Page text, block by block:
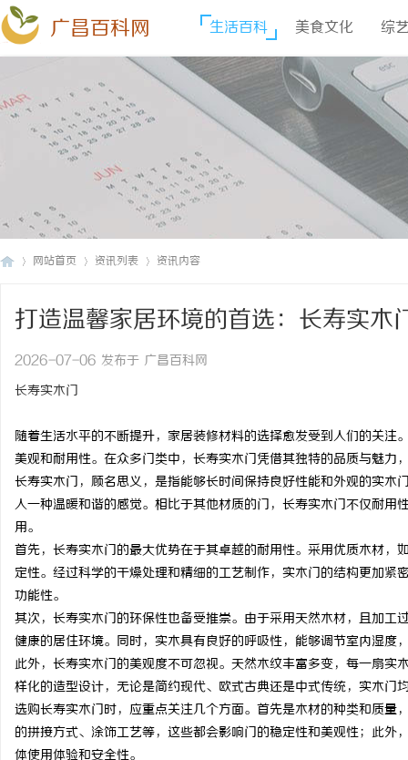
广昌百科网 生活百科 美食文化 综
网站首页 资讯列表 资讯内容
打造温馨家居环境的首选：长寿实木
2026-07-06 发布于 广昌百科网
长寿实木门
随着生活水平的不断提升，家居装修材料的选择愈发受到人们的关
美观和耐用性。在众多门类中，长寿实木门凭借其独特的品质与魅力
长寿实木门，顾名思义，是指能够长时间保持良好性能和外观的实
人一种温暖和谐的感觉。相比于其他材质的门，长寿实木门不仅耐
用。
首先，长寿实木门的最大优势在于其卓越的耐用性。采用优质木材
定性。经过科学的干燥处理和精细的工艺制作，实木门的结构更加
功能性。
其次，长寿实木门的环保性也备受推崇。由于采用天然木材，且加
健康的居住环境。同时，实木具有良好的呼吸性，能够调节室内湿度
此外，长寿实木门的美观度不可忽视。天然木纹丰富多变，每一扇
样化的造型设计，无论是简约现代、欧式古典还是中式传统，实木门
选购长寿实木门时，应重点关注几个方面。首先是木材的种类和质
的拼接方式、涂饰工艺等，这些都会影响门的稳定性和美观性；此
体使用体验和安全性。